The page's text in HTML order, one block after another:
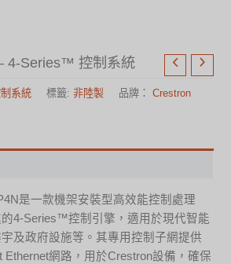
4-Series™ 控制系統
系統 標籤:非陸製 品牌：Crestron
是一款機架安裝型高效能控制處理
4-Series™控制引擎，適用於現代智能
及政府設施等。其專用控制子網提供
Ethernet網路，用於Crestron設備，確保